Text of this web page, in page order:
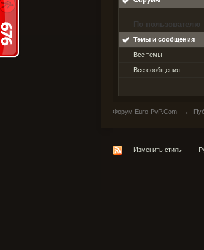
По пользователю
Темы и сообщения
Все темы
Все сообщения
Форум Euro-PvP.Com →
Изменить стиль